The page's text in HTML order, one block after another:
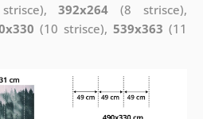
392x264 (8 strisce),
(10 strisce),539x363 (11